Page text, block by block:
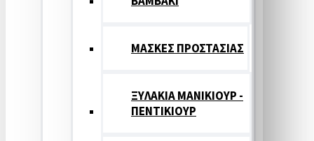
ΜΑΣΚΕΣ ΠΡΟΣΤΑΣΙΑΣ
ΞΥΛΑΚΙΑ ΜΑΝΙΚΙΟΥΡ -
ΠΕΝΤΙΚΙΟΥΡ